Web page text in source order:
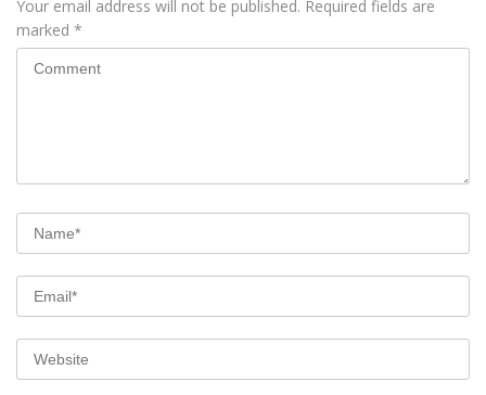
Your email address will not be published. Required fields are
marked *